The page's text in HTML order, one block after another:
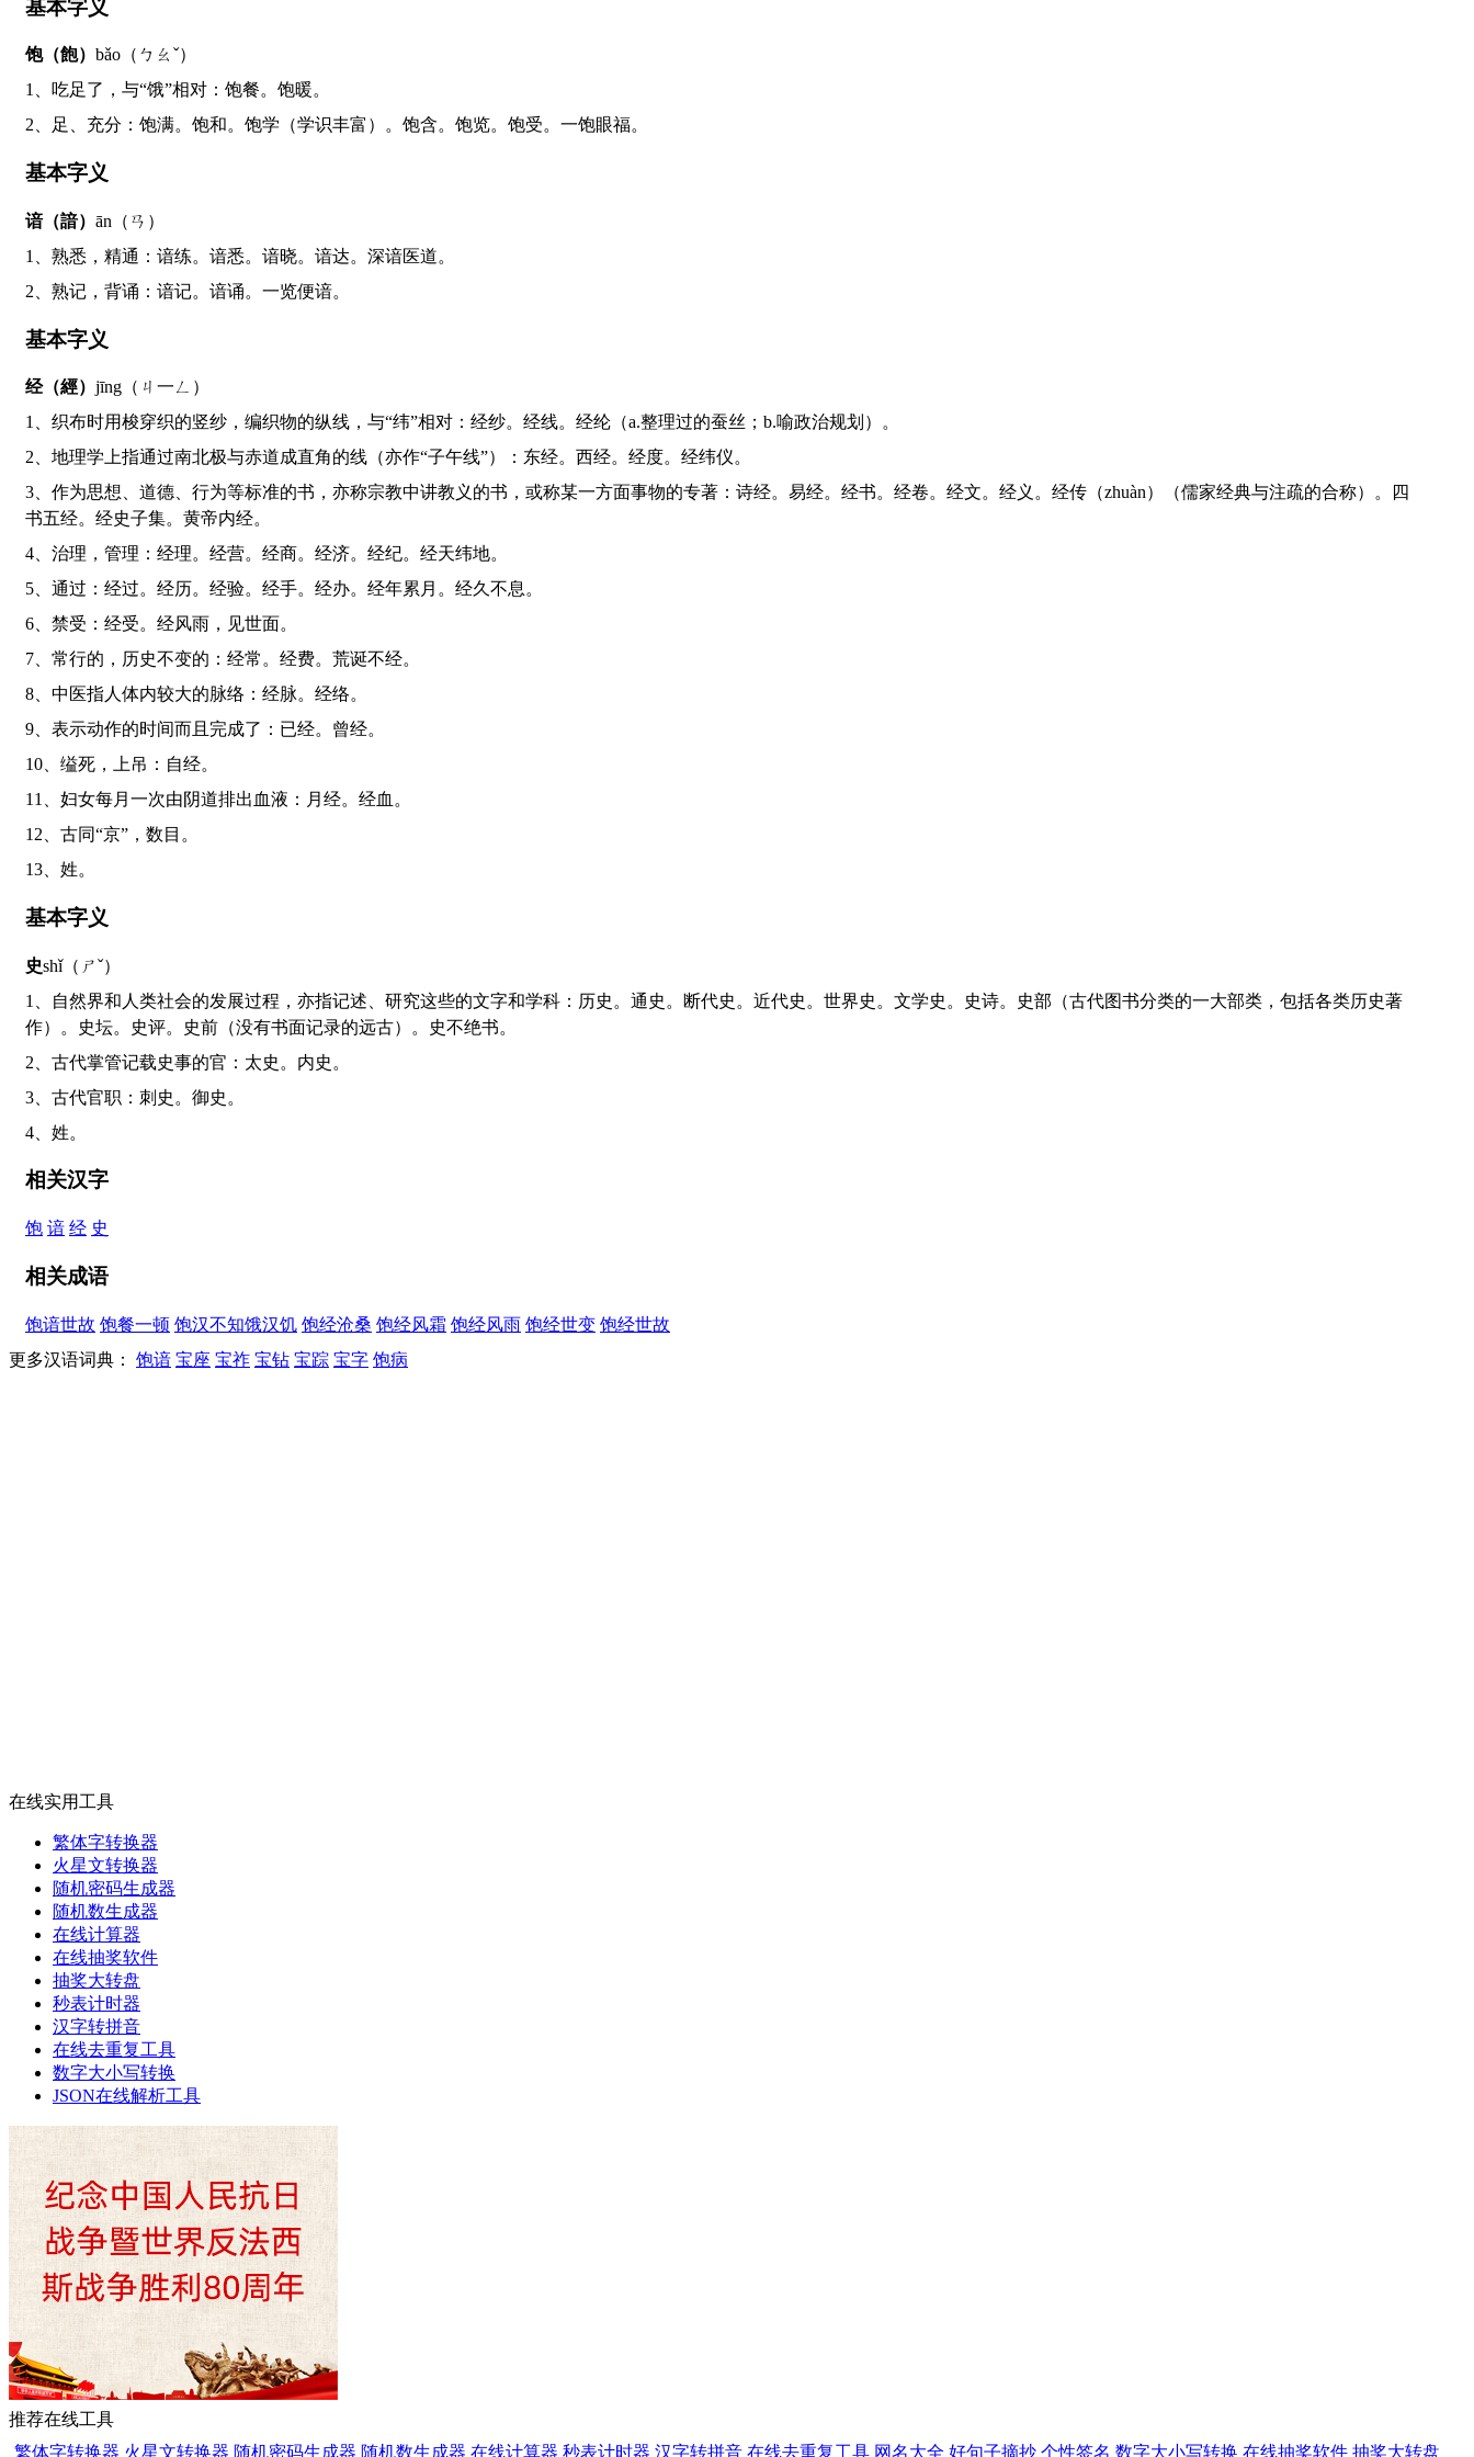
基本字义
饱（飽） bǎo（ㄅㄠˇ）
1、吃足了，与“饿”相对：饱餐。饱暖。
2、足、充分：饱满。饱和。饱学（学识丰富）。饱含。饱览。饱受。一饱眼福。
基本字义
谙（諳） ān（ㄢ）
1、熟悉，精通：谙练。谙悉。谙晓。谙达。深谙医道。
2、熟记，背诵：谙记。谙诵。一览便谙。
基本字义
经（經） jīng（ㄐ一ㄥ）
1、织布时用梭穿织的竖纱，编织物的纵线，与“纬”相对：经纱。经线。经纶（a.整理过的蚕丝；b.喻政治规划）。
2、地理学上指通过南北极与赤道成直角的线（亦作“子午线”）：东经。西经。经度。经纬仪。
3、作为思想、道德、行为等标准的书，亦称宗教中讲教义的书，或称某一方面事物的专著：诗经。易经。经书。经卷。经文。经义。经传（zhuàn）（儒家经典与注疏的合称）。四
书五经。经史子集。黄帝内经。
4、治理，管理：经理。经营。经商。经济。经纪。经天纬地。
5、通过：经过。经历。经验。经手。经办。经年累月。经久不息。
6、禁受：经受。经风雨，见世面。
7、常行的，历史不变的：经常。经费。荒诞不经。
8、中医指人体内较大的脉络：经脉。经络。
9、表示动作的时间而且完成了：已经。曾经。
10、缢死，上吊：自经。
11、妇女每月一次由阴道排出血液：月经。经血。
12、古同“京”，数目。
13、姓。
基本字义
史shǐ（ㄕˇ）
1、自然界和人类社会的发展过程，亦指记述、研究这些的文字和学科：历史。通史。断代史。近代史。世界史。文学史。史诗。史部（古代图书分类的一大部类，包括各类历史著
作）。史坛。史评。史前（没有书面记录的远古）。史不绝书。
2、古代掌管记载史事的官：太史。内史。
3、古代官职：刺史。御史。
4、姓。
相关汉字
饱 谙 经 史
相关成语
饱谙世故 饱餐一顿 饱汉不知饿汉饥 饱经沧桑 饱经风霜 饱经风雨 饱经世变 饱经世故
更多汉语词典： 饱谙 宝座 宝祚 宝钻 宝踪 宝字 饱病
在线实用工具
繁体字转换器
火星文转换器
随机密码生成器
随机数生成器
在线计算器
在线抽奖软件
抽奖大转盘
秒表计时器
汉字转拼音
在线去重复工具
数字大小写转换
JSON在线解析工具
推荐在线工具
繁体字转换器 火星文转换器 随机密码生成器 随机数生成器 在线计算器 秒表计时器 汉字转拼音 在线去重复工具 网名大全 好句子摘抄 个性签名 数字大小写转换 在线抽奖软件 抽奖大转盘